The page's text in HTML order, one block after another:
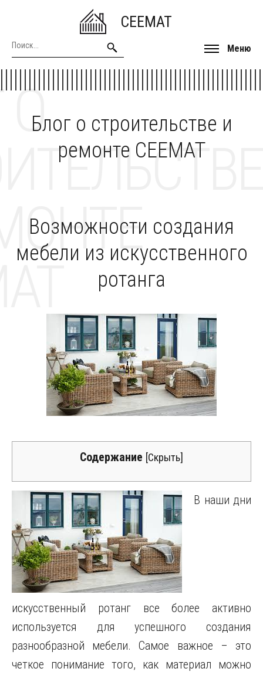
CEEMAT
Меню
Блог о строительстве и
ремонте CEEMAT
О
Возможности создания
мебели из искусственного
ротанга
Содержание [Скрыть]
В наши дни
искусственный ротанг все более активно
используется для успешного создания
разнообразной мебели.Самое важное – это
четкое понимание того, как материал можно